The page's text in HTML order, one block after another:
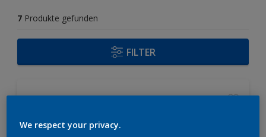
7 Produkte gefunden
FILTER
We respect your privacy.